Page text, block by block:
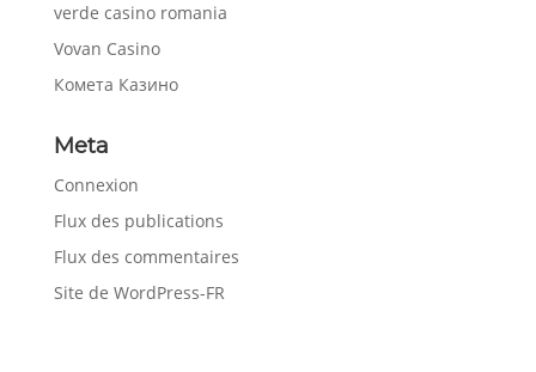
verde casino romania
Vovan Casino
Комета Казино
Meta
Connexion
Flux des publications
Flux des commentaires
Site de WordPress-FR